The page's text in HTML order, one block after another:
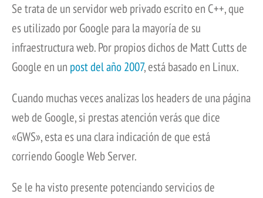
Se trata de un servidor web privado escrito en C++, que
es utilizado por Google para la mayoría de su
infraestructura web. Por propios dichos de Matt Cutts de
Google en un post del año 2007, está basado en Linux.
Cuando muchas veces analizas los headers de una página
web de Google, si prestas atención verás que dice
«GWS», esta es una clara indicación de que está
corriendo Google Web Server.
Se le ha visto presente potenciando servicios de